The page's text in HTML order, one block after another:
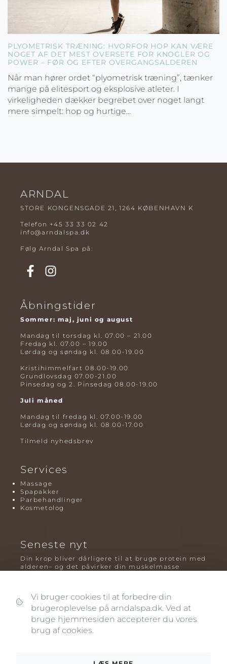
PLYOMETRISK TRÆNING: HVORFOR HOP KAN VÆRE
NOGET AF DET MEST OVERSETE FOR KNOGLER OG
POWER – FØR OG EFTER OVERGANGSALDEREN
Når man hører ordet “plyometrisk træning”, tænker
mange på elitesport og eksplosive atleter. I
virkeligheden dækker begrebet over noget langt
mere simpelt: hop og hurtige...
ARNDAL
STORE KONGENSGADE 21, 1264 KØBENHAVN K
Telefon +45 33 33 02 42
info@arndalspa.dk
Følg Arndal Spa på:
Åbningstider
Sommer: maj, juni og august
Mandag til torsdag kl. 07.00 – 21.00
Fredag kl. 07.00 – 19.00
Lørdag og søndag kl. 08.00-19.00
Kristihimmelfart 08.00-19.00
Grundlovsdag 07.00-21.00
Pinsedag og 2. Pinsedag 08.00-19.00
Juli måned
Mandag til fredag kl. 07.00-19.00
Lørdag og søndag kl. 08.00-17.00
Tilmeld nyhedsbrev
Services
Massage
Spapakker
Parbehandlinger
Kosmetolog
Seneste nyt
Din krop bliver dårligere til at bruge protein med
alderen– og det påvirker din muskelmasse
Plyometrisk træning: hvorfor hop kan være noget
af det mest oversete for knogler og power – før
og efter overgangsalderen
Vi bruger cookies til at forbedre din
brugeroplevelse på arndalspa.dk. Ved at
bruge hjemmesiden accepterer du vores
brug af cookies.